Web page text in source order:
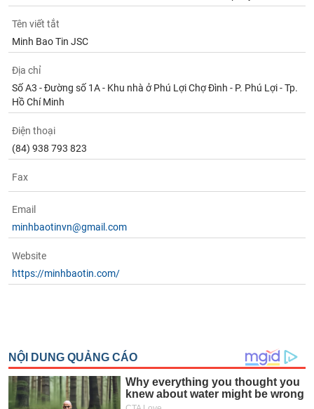
Tên viết tắt
Minh Bao Tin JSC
Địa chỉ
Số A3 - Đường số 1A - Khu nhà ở Phú Lợi Chợ Đình - P. Phú Lợi - Tp.
Hồ Chí Minh
Điện thoại
(84) 938 793 823
Fax
Email
minhbaotinvn@gmail.com
Website
https://minhbaotin.com/